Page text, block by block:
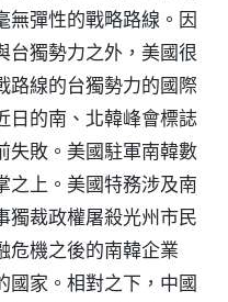
無彈性的戰略路線。因
台獨勢力之外，美國很
路線的台獨勢力的國際
日的南、北韓峰會標誌
失敗。美國駐軍南韓數
之上。美國特務涉及南
獨裁政權屠殺光州市民
危機之後的南韓企業
國家。相對之下，中國